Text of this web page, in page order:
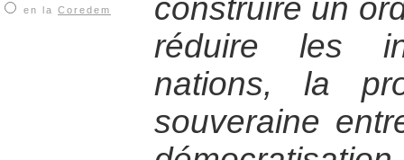
en la Coredem
construire un
réduire les
nations, la
souveraine